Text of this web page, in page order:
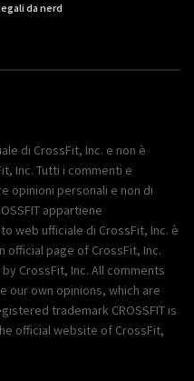
da nerd
di CrossFit, Inc. e non è
Inc. Tutti i commenti e
opinioni personali e non di
appartiene
web ufficiale di CrossFit, Inc. è
official page of CrossFit, Inc.
CrossFit, Inc. All comments
our own opinions, which are
trademark CROSSFIT is
official website of CrossFit,